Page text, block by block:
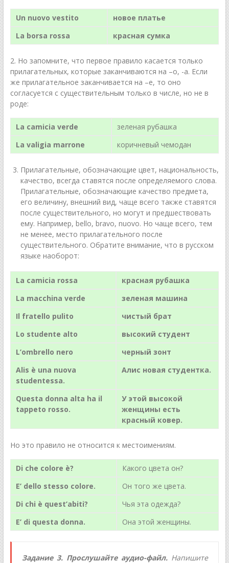
Un nuovo vestito новое платье
La borsa rossa красная сумка
2. Но запомните, что первое правило касается только
прилагательных, которые заканчиваются на –o, -a. Если
же прилагательное заканчивается на –e, то оно
согласуется с существительным только в числе, но не в
роде:
La camicia verde
зеленая рубашка
La valigia marrone
коричневый чемодан
Прилагательные, обозначающие цвет, национальность,
качество, всегда ставятся после определяемого слова.
Прилагательные, обозначающие качество предмета,
его величину, внешний вид, чаще всего также ставятся
после существительного, но могут и предшествовать
ему. Например, bello, bravo, nuovo. Но чаще всего, тем
не менее, место прилагательного после
существительного. Обратите внимание, что в русском
языке наоборот:
La camicia rossa
красная рубашка
La macchina verde
зеленая машина
Il fratello pulito
чистый брат
Lo studente alto
высокий студент
L’ombrello nero
черный зонт
Alis è una nuova
studentessa.
Алис новая студентка.
Questa donna alta ha il
tappeto rosso.
У этой высокой
женщины есть
красный ковер.
Но это правило не относится к местоимениям.
Di che colore è?
Какого цвета он?
E’ dello stesso colore.
Он того же цвета.
Di chi è quest’abiti?
Чья эта одежда?
E’ di questa donna. Она этой женщины.
Задание 3. Прослушайте аудио-файл. Напишите